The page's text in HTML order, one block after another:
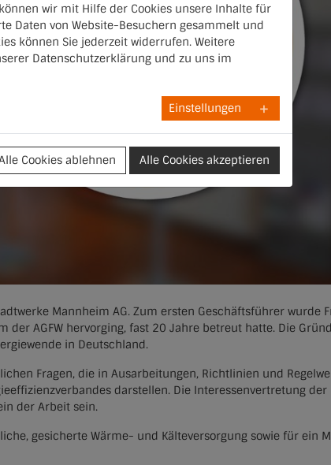
Mannheim AG. Zum ersten Geschäftsführer wurde
AGFW hervorging, fast 20 Jahre betreut hatte. Die
in Deutschland.
Fragen, die in Ausarbeitungen, Richtlinien und
darstellen. Die Interessenvertretung der
der Arbeit sein.
gesicherte Wärme- und Kälteversorgung sowie für ein
wir mit Hilfe der Cookies unsere Inhalte für
Daten von Website-Besuchern gesammelt und
können Sie jederzeit widerrufen. Weitere
Datenschutzerklärung und zu uns im
Einstellungen
Cookies ablehnen Alle Cookies akzeptieren